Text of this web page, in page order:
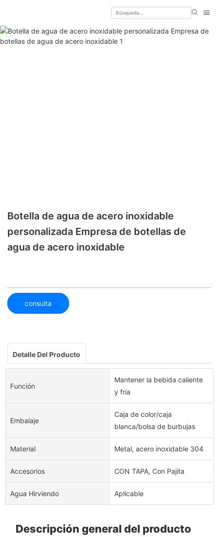
Botella de agua de acero inoxidable
personalizada Empresa de botellas de
agua de acero inoxidable
consulta
Detalle Del Producto
Función
Mantener la bebida caliente
y fría
Embalaje
Caja de color/caja
blanca/bolsa de burbujas
Material Metal, acero inoxidable 304
Accesorios CON TAPA, Con Pajita
Agua Hirviendo Aplicable
Descripción general del producto